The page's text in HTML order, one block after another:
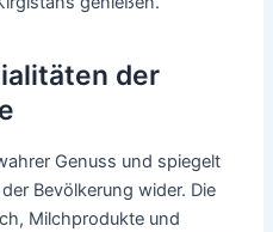
der
Genuss und spiegelt
Bevölkerung wider. Die
Milchprodukte und